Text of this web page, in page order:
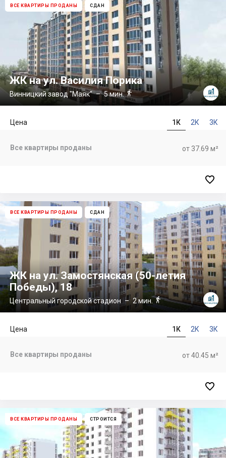
ВСЕ КВАРТИРЫ ПРОДАНЫ СДАН
ЖК на ул. Василия Порика
Винницкий завод "Маяк"– 5 мин. 
1К 2К 3К
Цена
от 37.69 м²
Все квартиры проданы

ВСЕ КВАРТИРЫ ПРОДАНЫ СДАН
ЖК на ул. Замостянская (50-летия
Победы), 18
Центральный городской стадион – 2 мин. 
1К 2К 3К
Цена
от 40.45 м²
Все квартиры проданы

ВСЕ КВАРТИРЫ ПРОДАНЫ СТРОИТСЯ